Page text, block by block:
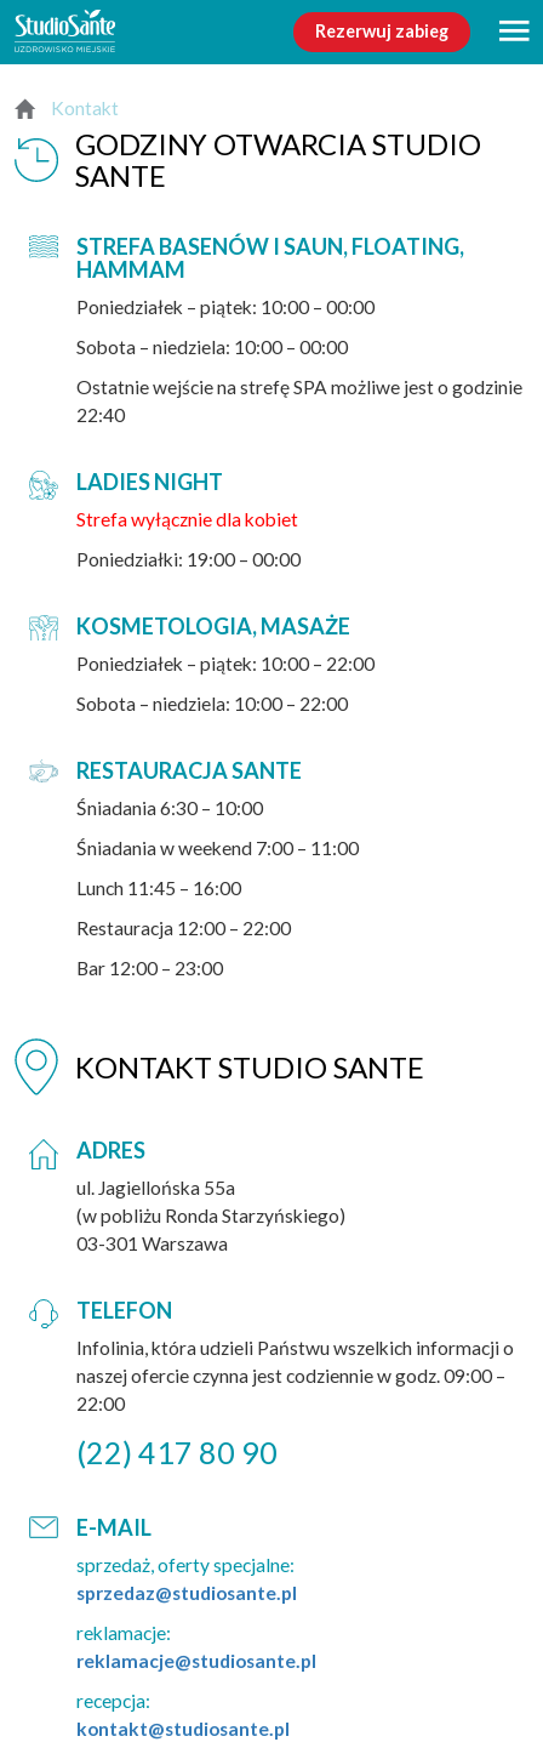
Rezerwuj zabieg
Kontakt
GODZINY OTWARCIA STUDIO
SANTE
STREFA BASENÓW I SAUN, FLOATING,
HAMMAM
Poniedziałek – piątek: 10:00 – 00:00
Sobota – niedziela: 10:00 – 00:00
Ostatnie wejście na strefę SPA możliwe jest o godzinie
22:40
LADIES NIGHT
Strefa wyłącznie dla kobiet
Poniedziałki: 19:00 – 00:00
KOSMETOLOGIA, MASAŻE
Poniedziałek – piątek: 10:00 – 22:00
Sobota – niedziela: 10:00 – 22:00
RESTAURACJA SANTE
Śniadania 6:30 – 10:00
Śniadania w weekend 7:00 – 11:00
Lunch 11:45 – 16:00
Restauracja 12:00 – 22:00
Bar 12:00 – 23:00
KONTAKT STUDIO SANTE
ADRES
ul. Jagiellońska 55a
(w pobliżu Ronda Starzyńskiego)
03-301 Warszawa
TELEFON
Infolinia, która udzieli Państwu wszelkich informacji o
naszej ofercie czynna jest codziennie w godz. 09:00 –
22:00
(22) 417 80 90
E-MAIL
sprzedaż, oferty specjalne:
sprzedaz@studiosante.pl
reklamacje:
reklamacje@studiosante.pl
recepcja:
kontakt@studiosante.pl